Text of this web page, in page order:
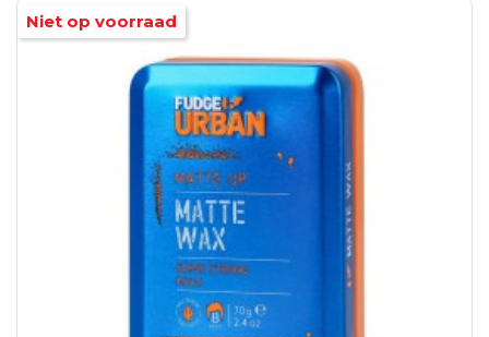
Niet op voorraad